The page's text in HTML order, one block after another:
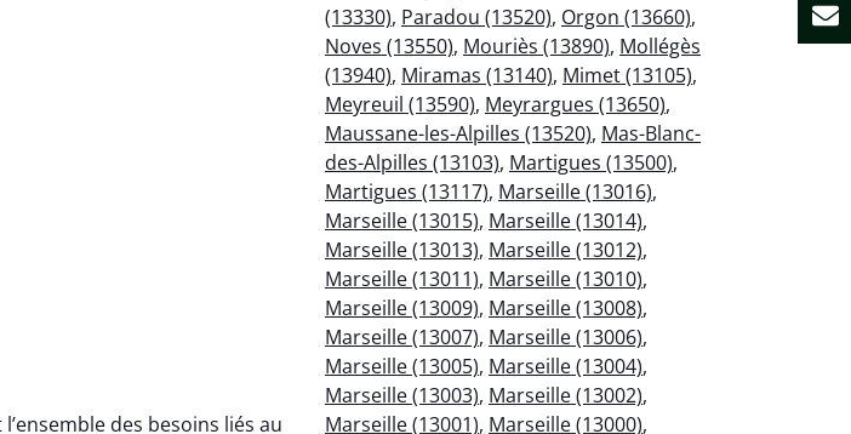
des besoins liés au
(13330), Paradou (13520), Orgon (13660),
Noves (13550), Mouriès (13890), Mollégès
(13940), Miramas (13140), Mimet (13105),
Meyreuil (13590), Meyrargues (13650),
Maussane-les-Alpilles (13520), Mas-Blanc-
des-Alpilles (13103), Martigues (13500),
Martigues (13117), Marseille (13016),
Marseille (13015), Marseille (13014),
Marseille (13013), Marseille (13012),
Marseille (13011), Marseille (13010),
Marseille (13009), Marseille (13008),
Marseille (13007), Marseille (13006),
Marseille (13005), Marseille (13004),
Marseille (13003), Marseille (13002),
Marseille (13001), Marseille (13000),